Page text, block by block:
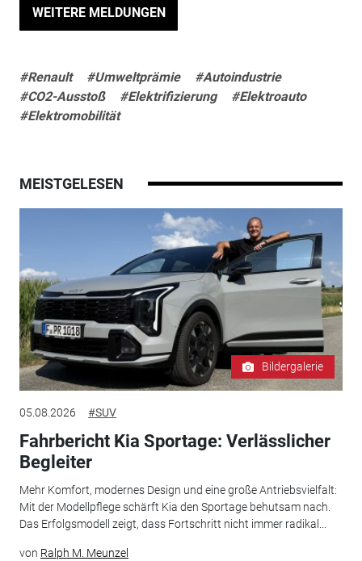
WEITERE MELDUNGEN
#Renault #Umweltprämie
#Autoindustrie
#CO2-Ausstoß
#Elektrifizierung
#Elektroauto
#Elektromobilität
MEISTGELESEN
Bildergalerie
05.08.2026 #SUV
Fahrbericht Kia Sportage: Verlässlicher
Begleiter
Mehr Komfort, modernes Design und eine große Antriebsvielfalt:
Mit der Modellpflege schärft Kia den Sportage behutsam nach.
Das Erfolgsmodell zeigt, dass Fortschritt nicht immer radikal...
von Ralph M. Meunzel